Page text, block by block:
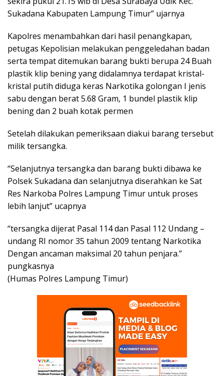
Sukadana Kabupaten Lampung Timur” ujarnya
Kapolres menambahkan dari hasil penangkapan,
petugas Kepolisian melakukan penggeledahan badan
serta tempat ditemukan barang bukti berupa 24 Buah
plastik klip bening yang didalamnya terdapat kristal-
kristal putih diduga keras Narkotika golongan I jenis
sabu dengan berat 5.68 Gram, 1 bundel plastik klip
bening dan 2 buah kotak permen
Setelah dilakukan pemeriksaan diakui barang tersebut
milik tersangka.
“Selanjutnya tersangka dan barang bukti dibawa ke
Polsek Sukadana dan selanjutnya diserahkan ke Sat
Res Narkoba Polres Lampung Timur untuk proses
lebih lanjut” ucapnya
“tersangka dijerat Pasal 114 dan Pasal 112 Undang –
undang RI nomor 35 tahun 2009 tentang Narkotika
Dengan ancaman maksimal 20 tahun penjara.”
pungkasnya
(Humas Polres Lampung Timur)